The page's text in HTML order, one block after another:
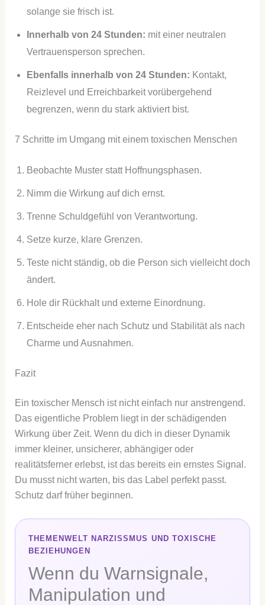
solange sie frisch ist.
Innerhalb von 24 Stunden: mit einer neutralen
Vertrauensperson sprechen.
Ebenfalls innerhalb von 24 Stunden: Kontakt,
Reizlevel und Erreichbarkeit vorübergehend
begrenzen, wenn du stark aktiviert bist.
7 Schritte im Umgang mit einem toxischen Menschen
Beobachte Muster statt Hoffnungsphasen.
Nimm die Wirkung auf dich ernst.
Trenne Schuldgefühl von Verantwortung.
Setze kurze, klare Grenzen.
Teste nicht ständig, ob die Person sich vielleicht doch
ändert.
Hole dir Rückhalt und externe Einordnung.
Entscheide eher nach Schutz und Stabilität als nach
Charme und Ausnahmen.
Fazit
Ein toxischer Mensch ist nicht einfach nur anstrengend.
Das eigentliche Problem liegt in der schädigenden
Wirkung über Zeit. Wenn du dich in dieser Dynamik
immer kleiner, unsicherer, abhängiger oder
realitätsferner erlebst, ist das bereits ein ernstes Signal.
Du musst nicht warten, bis das Label perfekt passt.
Schutz darf früher beginnen.
THEMENWELT NARZISSMUS UND TOXISCHE
BEZIEHUNGEN
Wenn du Warnsignale,
Manipulation und